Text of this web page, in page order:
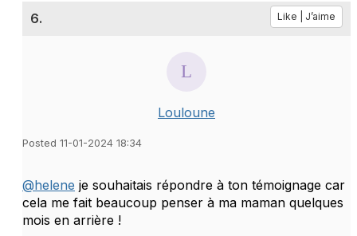
6. Like | J’aime
Louloune
Posted 11-01-2024 18:34
@helene je souhaitais répondre à ton témoignage car
cela me fait beaucoup penser à ma maman quelques
mois en arrière !